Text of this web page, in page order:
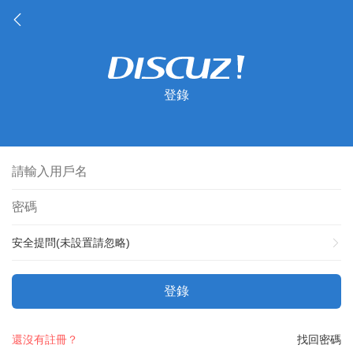
登錄
安全提問(未設置請忽略)
登錄
找回密碼
還沒有註冊？